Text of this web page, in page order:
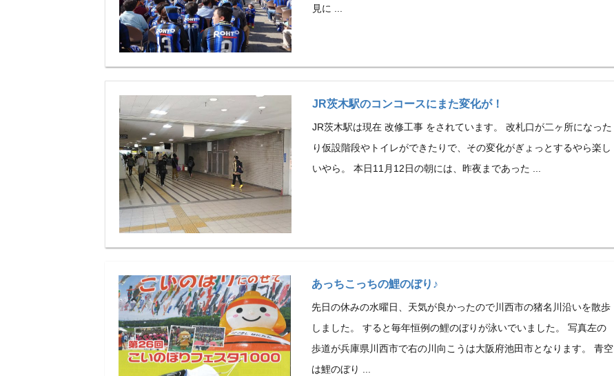
見に ...
JR茨木駅のコンコースにまた変化が！
JR茨木駅は現在 改修工事 をされています。 改札口が二ヶ所になった
り仮設階段やトイレができたりで、その変化がぎょっとするやら楽し
いやら。 本日11月12日の朝には、昨夜まであった ...
あっちこっちの鯉のぼり♪
先日の休みの水曜日、天気が良かったので川西市の猪名川沿いを散歩
しました。 すると毎年恒例の鯉のぼりが泳いでいました。 写真左の
歩道が兵庫県川西市で右の川向こうは大阪府池田市となります。 青空
は鯉のぼり ...